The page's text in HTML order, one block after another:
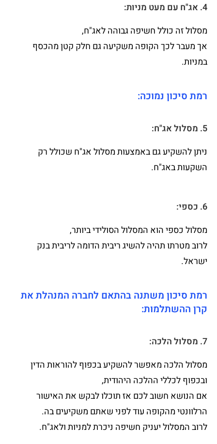
4. אג"ח עם מעט מניות:
מסלול זה כולל חשיפה גבוהה לאג"ח,
אך מעבר לכך הקופה משקיעה גם חלק קטן מהכסף
במניות.
רמת סיכון נמוכה:
5. מסלול אג"ח:
ניתן להשקיע גם באמצעות מסלול אג"ח שכולל רק
השקעות באג"ח.
6. כספי:
מסלול כספי הוא המסלול הסולידי ביותר,
לרוב מטרתו תהיה להשיג ריבית הדומה לריבית בנק
ישראל.
רמת סיכון משתנה בהתאם לחברה המנהלת את
קרן ההשתלמות:
7. מסלול הלכה:
מסלול הלכה מאפשר להשקיע בכפוף להוראות הדין
ובכפוף לכללי ההלכה היהודית,
אם הנושא חשוב לכם אז תוכלו לבקש את האישור
הרלוונטי מהקופה עוד לפני שאתם משקיעים בה.
לרוב המסלול יעניק חשיפה ניכרת למניות ולאג"ח.